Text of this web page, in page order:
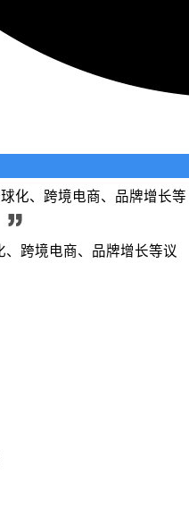
化、跨境电商、品牌增长等
、跨境电商、品牌增长等议